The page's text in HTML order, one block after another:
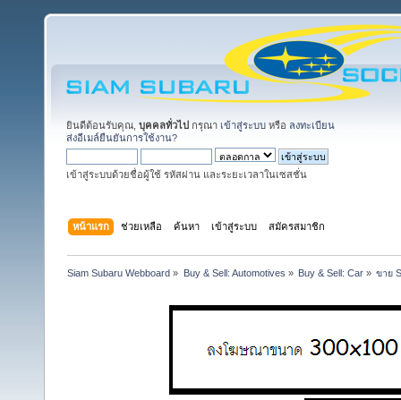
ยินดีต้อนรับคุณ, บุคคลทั่วไป กรุณา เข้าสู่ระบบ หรือ ลงทะเบียน
ส่งอีเมล์ยืนยันการใช้งาน?
เข้าสู่ระบบด้วยชื่อผู้ใช้ รหัสผ่าน และระยะเวลาในเซสชั่น
หน้าแรก ช่วยเหลือ ค้นหา เข้าสู่ระบบ สมัครสมาชิก
Siam Subaru Webboard » Buy & Sell: Automotives » Buy & Sell: Car» ขาย